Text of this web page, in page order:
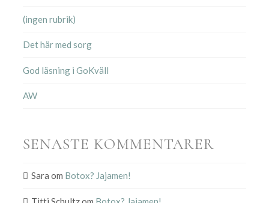
(ingen rubrik)
Det här med sorg
God läsning i GoKväll
AW
SENASTE KOMMENTARER
Sara om Botox? Jajamen!